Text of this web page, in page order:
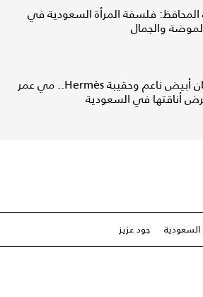
المحافظ: فلسفة المرأة السعودية في
والجمال
بفستان أبيض ناعم وحقيبة Hermès.. مي عمر
أناقتها في السعودية
السعودية جود عزيز